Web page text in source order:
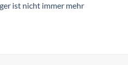
ist nicht immer mehr